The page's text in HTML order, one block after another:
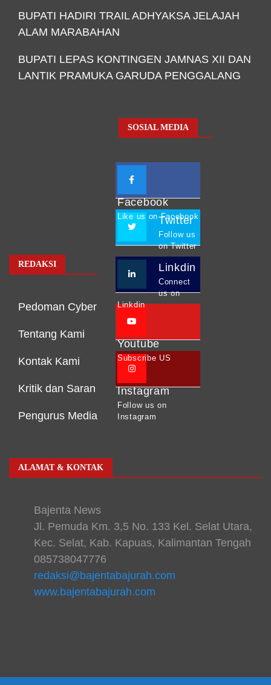
BUPATI HADIRI TRAIL ADHYAKSA JELAJAH
ALAM MARABAHAN
BUPATI LEPAS KONTINGEN JAMNAS XII DAN
LANTIK PRAMUKA GARUDA PENGGALANG
REDAKSI
Pedoman Cyber
Tentang Kami
Kontak Kami
Kritik dan Saran
Pengurus Media
SOSIAL MEDIA
Facebook
Like us on Facebook
Twitter
Follow us
on Twitter
Linkdin
Connect
us on
Linkdin
Youtube
Subscribe US
Instagram
Follow us on
Instagram
ALAMAT & KONTAK
Bajenta News
Jl. Pemuda Km. 3,5 No. 133 Kel. Selat Utara,
Kec. Selat, Kab. Kapuas, Kalimantan Tengah
085738047776
redaksi@bajentabajurah.com
www.bajentabajurah.com